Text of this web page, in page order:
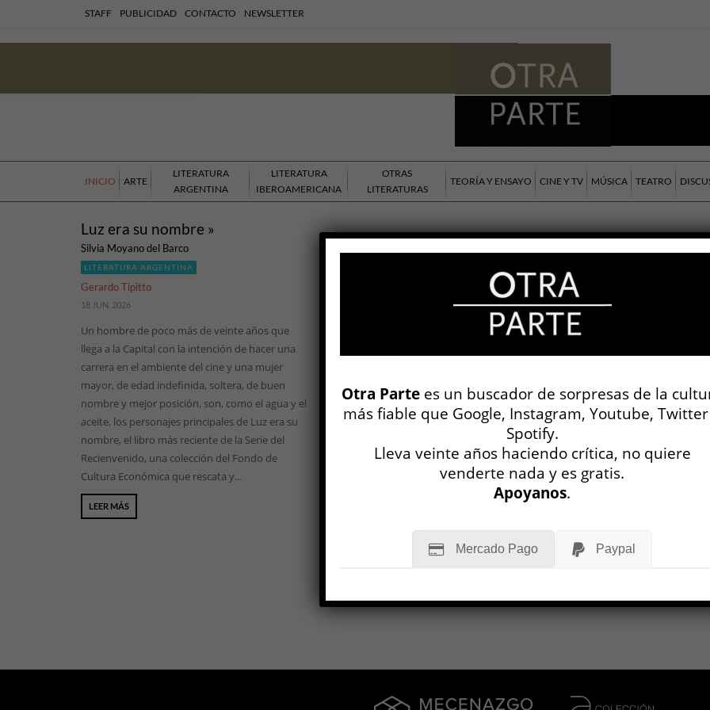
STAFF PUBLICIDAD CONTACTO NEWSLETTER
INICIO ARTE
LITERATURA
ARGENTINA
LITERATURA
IBEROAMERICANA
OTRAS
LITERATURAS
TEORÍA Y ENSAYO CINE Y TV MÚSICA TEATRO
Luz era su nombre »
Silvia Moyano del Barco
LITERATURA ARGENTINA
Gerardo Tipitto
18 JUN, 2026
Un hombre de poco más de veinte años que
llega a la Capital con la intención de hacer una
carrera en el ambiente del cine y una mujer
mayor, de edad indefinida, soltera, de buen
nombre y mejor posición, son, como el agua y el
aceite, los personajes principales de Luz era su
nombre, el libro más reciente de la Serie del
Recienvenido, una colección del Fondo de
Cultura Económica que rescata y...
LEER MÁS
Otra Parte es un buscador de sorpresas de la
más fiable que Google, Instagram, Youtube,
Spotify.
Lleva veinte años haciendo crítica, no quiere
venderte nada y es gratis.
Apoyanos.
Mercado Pago Paypal